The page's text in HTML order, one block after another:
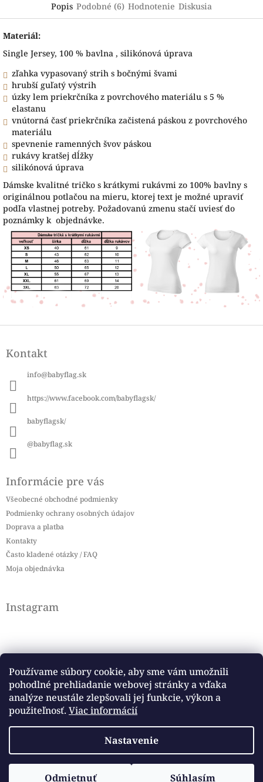
Používame súbory cookie, aby sme vám umožnili
pohodlné prehliadanie webovej stránky a vďaka
analýze neustále zlepšovali jej funkcie, výkon a
použiteľnosť. Viac informácií
Nastavenie
Odmietnuť Súhlasím
Popis Podobné (6) Hodnotenie Diskusia
Materiál:
Single Jersey, 100 % bavlna , silikónová úprava
zľahka vypasovaný strih s bočnými švami
hrubší guľatý výstrih
úzky lem priekrčníka z povrchového materiálu s 5 %
elastanu
vnútorná časť priekrčníka začistená páskou z povrchového
materiálu
spevnenie ramenných švov páskou
rukávy kratšej dĺžky
silikónová úprava
Dámske kvalitné tričko s krátkymi rukávmi zo 100% bavlny s
originálnou potlačou na mieru, ktorej text je možné upraviť
podľa vlastnej potreby. Požadovanú zmenu stačí uviesť do
poznámky k objednávke.
pKontakt
info@babyflag.sk
https://www.facebook.com/babyflagsk/
babyflagsk/
@babyflag.sk
Informácie pre vás
Všeobecné obchodné podmienky
Podmienky ochrany osobných údajov
Doprava a platba
Kontakty
Často kladené otázky / FAQ
Moja objednávka
Instagram
Sledovať na Instagrame
Facebook
Vytvoril ShoptetCopyright 2026 . Všetky práva vyhradené.